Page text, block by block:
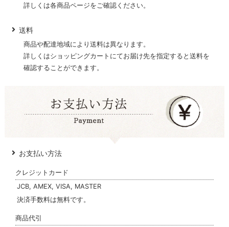
詳しくは各商品ページをご確認ください。
送料
商品や配達地域により送料は異なります。
詳しくはショッピングカートにてお届け先を指定すると送料を
確認することができます。
お支払い方法
クレジットカード
JCB, AMEX, VISA, MASTER
決済手数料は無料です。
商品代引